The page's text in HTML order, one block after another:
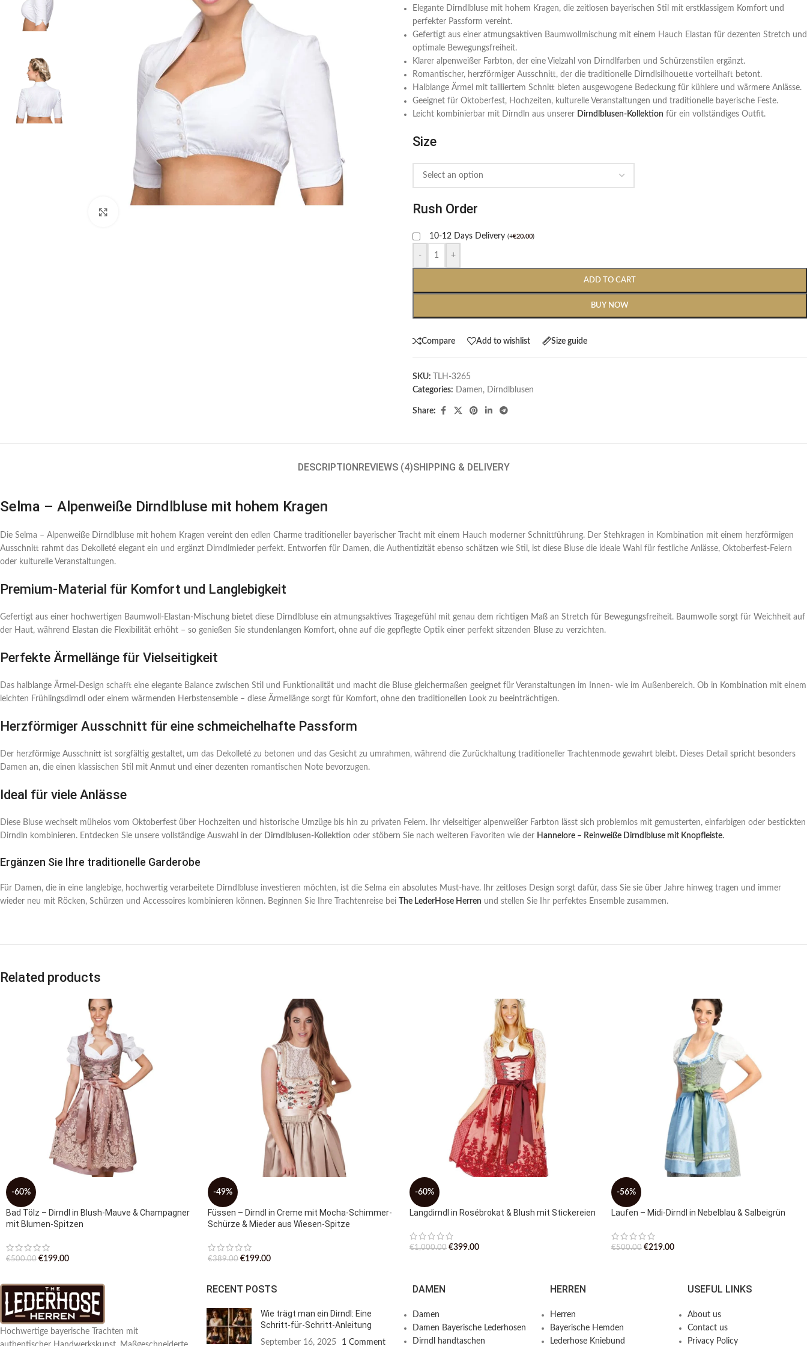
Elegante Dirndlbluse mit hohem Kragen, die zeitlosen bayerischen Stil mit erstklassigem Komfort und
perfekter Passform vereint.
Gefertigt aus einer atmungsaktiven Baumwollmischung mit einem Hauch Elastan für dezenten Stretch und
optimale Bewegungsfreiheit.
Klarer alpenweißer Farbton, der eine Vielzahl von Dirndlfarben und Schürzenstilen ergänzt.
Romantischer, herzförmiger Ausschnitt, der die traditionelle Dirndlsilhouette vorteilhaft betont.
Halblange Ärmel mit tailliertem Schnitt bieten ausgewogene Bedeckung für kühlere und wärmere Anlässe.
Geeignet für Oktoberfest, Hochzeiten, kulturelle Veranstaltungen und traditionelle bayerische Feste.
Leicht kombinierbar mit Dirndln aus unserer Dirndlblusen-Kollektion für ein vollständiges Outfit.
Size
Rush Order
10-12 Days Delivery (+€20.00)
- +
ADD TO CART
BUY NOW
Compare Add to wishlist Size guide
SKU:
TLH-3265
Categories: Damen, Dirndlblusen
Share:
DESCRIPTION REVIEWS (4)SHIPPING & DELIVERY
Selma – Alpenweiße Dirndlbluse mit hohem Kragen
Die Selma – Alpenweiße Dirndlbluse mit hohem Kragen vereint den edlen Charme traditioneller bayerischer Tracht mit einem Hauch moderner Schnittführung. Der Stehkragen in Kombination mit einem herzförmigen
Ausschnitt rahmt das Dekolleté elegant ein und ergänzt Dirndlmieder perfekt. Entworfen für Damen, die Authentizität ebenso schätzen wie Stil, ist diese Bluse die ideale Wahl für festliche Anlässe, Oktoberfest-Feiern
oder kulturelle Veranstaltungen.
Premium-Material für Komfort und Langlebigkeit
Gefertigt aus einer hochwertigen Baumwoll-Elastan-Mischung bietet diese Dirndlbluse ein atmungsaktives Tragegefühl mit genau dem richtigen Maß an Stretch für Bewegungsfreiheit. Baumwolle sorgt für Weichheit auf
der Haut, während Elastan die Flexibilität erhöht – so genießen Sie stundenlangen Komfort, ohne auf die gepflegte Optik einer perfekt sitzenden Bluse zu verzichten.
Perfekte Ärmellänge für Vielseitigkeit
Das halblange Ärmel-Design schafft eine elegante Balance zwischen Stil und Funktionalität und macht die Bluse gleichermaßen geeignet für Veranstaltungen im Innen- wie im Außenbereich. Ob in Kombination mit einem
leichten Frühlingsdirndl oder einem wärmenden Herbstensemble – diese Ärmellänge sorgt für Komfort, ohne den traditionellen Look zu beeinträchtigen.
Herzförmiger Ausschnitt für eine schmeichelhafte Passform
Der herzförmige Ausschnitt ist sorgfältig gestaltet, um das Dekolleté zu betonen und das Gesicht zu umrahmen, während die Zurückhaltung traditioneller Trachtenmode gewahrt bleibt. Dieses Detail spricht besonders
Damen an, die einen klassischen Stil mit Anmut und einer dezenten romantischen Note bevorzugen.
Ideal für viele Anlässe
Diese Bluse wechselt mühelos vom Oktoberfest über Hochzeiten und historische Umzüge bis hin zu privaten Feiern. Ihr vielseitiger alpenweißer Farbton lässt sich problemlos mit gemusterten, einfarbigen oder bestickten
Dirndln kombinieren. Entdecken Sie unsere vollständige Auswahl in der Dirndlblusen-Kollektion oder stöbern Sie nach weiteren Favoriten wie der Hannelore – Reinweiße Dirndlbluse mit Knopfleiste.
Ergänzen Sie Ihre traditionelle Garderobe
Für Damen, die in eine langlebige, hochwertig verarbeitete Dirndlbluse investieren möchten, ist die Selma ein absolutes Must-have. Ihr zeitloses Design sorgt dafür, dass Sie sie über Jahre hinweg tragen und immer
wieder neu mit Röcken, Schürzen und Accessoires kombinieren können. Beginnen Sie Ihre Trachtenreise bei
The LederHose Herren und stellen Sie Ihr perfektes Ensemble zusammen.
Related products
-60%
Bad Tölz – Dirndl in Blush-Mauve & Champagner
mit Blumen-Spitzen
€500.00 €199.00
-49%
Füssen – Dirndl in Creme mit Mocha-Schimmer-
Schürze & Mieder aus Wiesen-Spitze
€389.00 €199.00
-60%
Langdirndl in Rosébrokat & Blush mit Stickereien
€1,000.00 €399.00
-56%
Laufen – Midi-Dirndl in Nebelblau & Salbeigrün
€500.00 €219.00
Hochwertige bayerische Trachten mit
RECENT POSTS
Wie trägt man ein Dirndl: Eine
Schritt-für-Schritt-Anleitung
September 16, 2025 1 Comment
DAMEN
Damen
Damen Bayerische Lederhosen
Dirndl handtaschen
HERREN
Herren
Bayerische Hemden​
Lederhose Kniebund
USEFUL LINKS
About us
Contact us
Privacy Policy